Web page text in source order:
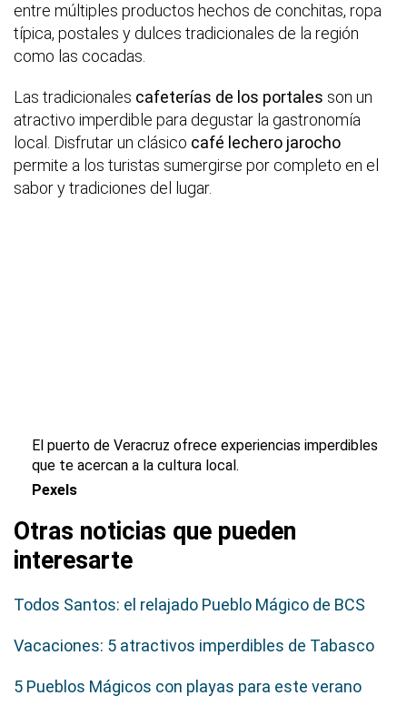
entre múltiples productos hechos de conchitas, ropa
típica, postales y dulces tradicionales de la región
como las cocadas.
Las tradicionales cafeterías de los portales son un
atractivo imperdible para degustar la gastronomía
local. Disfrutar un clásico café lechero jarocho
permite a los turistas sumergirse por completo en el
sabor y tradiciones del lugar.
El puerto de Veracruz ofrece experiencias imperdibles
que te acercan a la cultura local.
Pexels
Otras noticias que pueden
interesarte
Todos Santos: el relajado Pueblo Mágico de BCS
Vacaciones: 5 atractivos imperdibles de Tabasco
5 Pueblos Mágicos con playas para este verano